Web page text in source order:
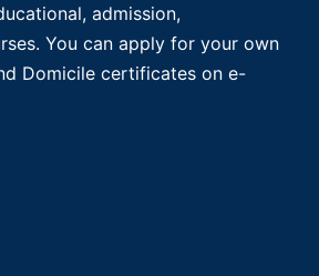
admission,
You can apply for your own
Domicile certificates on e-